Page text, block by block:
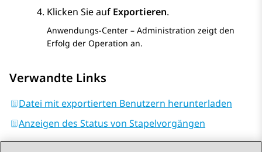
Klicken Sie auf Exportieren.
Anwendungs-Center – Administration zeigt den
Erfolg der Operation an.
Verwandte Links
Datei mit exportierten Benutzern herunterladen
Anzeigen des Status von Stapelvorgängen